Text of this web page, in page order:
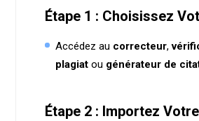
Étape 1 : Choisissez
Accédez au correcteur,
plagiatou générateur de
Étape 2 : Importez